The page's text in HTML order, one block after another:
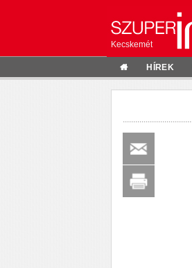
Kecskemét
HÍREK